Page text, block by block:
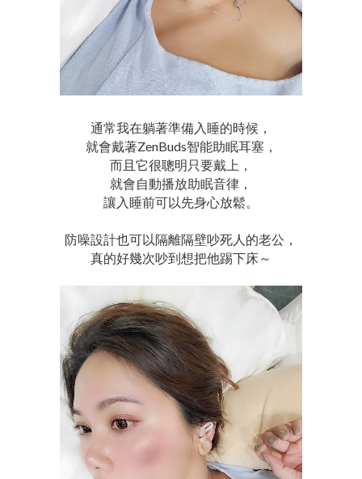
通常我在躺著準備入睡的時候，
就會戴著ZenBuds智能助眠耳塞，
而且它很聰明只要戴上，
就會自動播放助眠音律，
讓入睡前可以先身心放鬆。
防噪設計也可以隔離隔壁吵死人的老公，
真的好幾次吵到想把他踢下床～